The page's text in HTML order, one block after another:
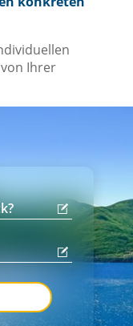
Ihrer